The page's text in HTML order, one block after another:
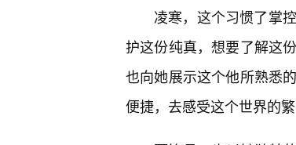
凌寒，这个习惯了掌
护这份纯真，想要了解这
也向她展示这个他所熟悉
便捷，去感受这个世界的繁